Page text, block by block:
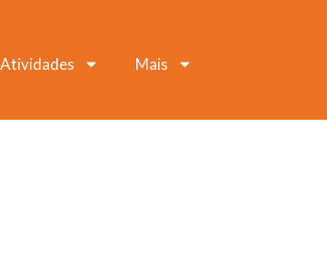
Atividades Mais